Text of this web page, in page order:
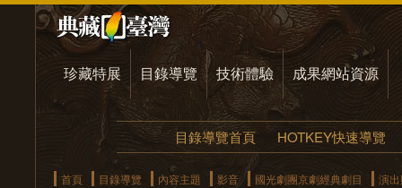
珍藏特展 目錄導覽 技術體驗 成果網站資源
目錄導覽首頁 HOTKEY快速導覽
首頁 目錄導覽 內容主題 影音 國光劇團京劇經典劇目
演